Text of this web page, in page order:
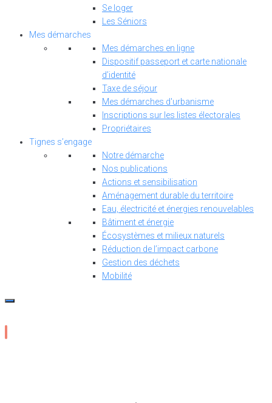
Se loger
Les Séniors
Mes démarches
Mes démarches en ligne
Dispositif passeport et carte nationale
d’identité
Taxe de séjour
Mes démarches d'urbanisme
Inscriptions sur les listes électorales
Propriétaires
Tignes s’engage
Notre démarche
Nos publications
Actions et sensibilisation
Aménagement durable du territoire
Eau, électricité et énergies renouvelables
Bâtiment et énergie
Écosystèmes et milieux naturels
Réduction de l’impact carbone
Gestion des déchets
Mobilité